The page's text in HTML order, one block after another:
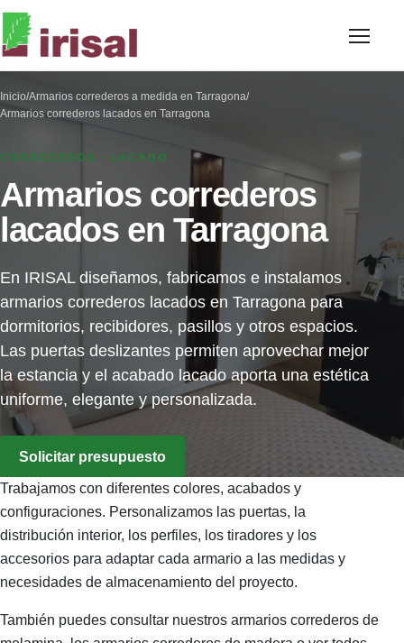
Inicio/Armarios correderos a medida en Tarragona/
Armarios correderos lacados en Tarragona
CORREDEROS · LACADO
Armarios correderos
lacados en Tarragona
En IRISAL diseñamos, fabricamos e instalamos
armarios correderos lacados en Tarragona para
dormitorios, recibidores, pasillos y otros espacios.
Las puertas deslizantes permiten aprovechar mejor
la estancia y el acabado lacado aporta una estética
uniforme, elegante y personalizada.
Solicitar presupuesto
Trabajamos con diferentes colores, acabados y
configuraciones. Personalizamos las puertas, la
distribución interior, los perfiles, los tiradores y los
accesorios para adaptar cada armario a las medidas y
necesidades de almacenamiento del proyecto.
También puedes consultar nuestros armarios correderos de